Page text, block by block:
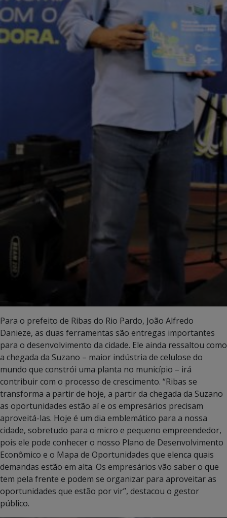
Para o prefeito de Ribas do Rio Pardo, João Alfredo
Danieze, as duas ferramentas são entregas importantes
para o desenvolvimento da cidade. Ele ainda ressaltou como
a chegada da Suzano – maior indústria de celulose do
mundo que constrói uma planta no município – irá
contribuir com o processo de crescimento. “Ribas se
transforma a partir de hoje, a partir da chegada da Suzano
as oportunidades estão aí e os empresários precisam
aproveitá-las. Hoje é um dia emblemático para a nossa
cidade, sobretudo para o micro e pequeno empreendedor,
pois ele pode conhecer o nosso Plano de Desenvolvimento
Econômico e o Mapa de Oportunidades que elenca quais
demandas estão em alta. Os empresários vão saber o que
tem pela frente e podem se organizar para aproveitar as
oportunidades que estão por vir”, destacou o gestor
público.